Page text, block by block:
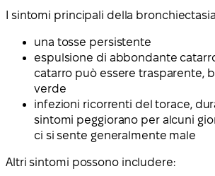
I sintomi principali della
una tosse persistente
espulsione di abbondante
catarro può essere trasparente,
verde
infezioni ricorrenti del torace,
sintomi peggiorano per alcuni
ci si sente generalmente male
Altri sintomi possono includere: